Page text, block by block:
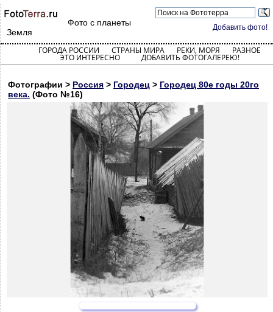
Добавить фото!
Фото с планеты
Земля
ГОРОДА РОССИИ СТРАНЫ МИРА РЕКИ, МОРЯ РАЗНОЕ
ЭТО ИНТЕРЕСНО ДОБАВИТЬ ФОТОГАЛЕРЕЮ!
Фотографии > Россия > Городец > Городец 80е годы 20го
века. (Фото №16)